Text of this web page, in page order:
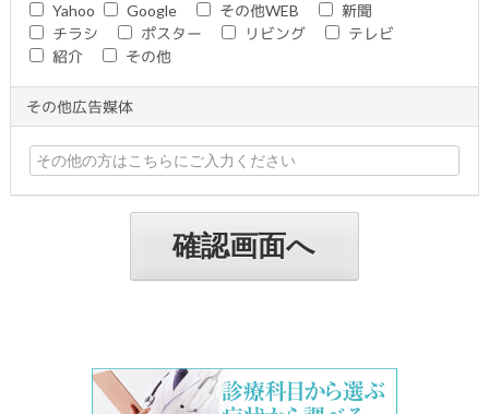
Yahoo Google その他WEB
新聞
チラシ
ポスター リビング
テレビ
紹介
その他
その他広告媒体